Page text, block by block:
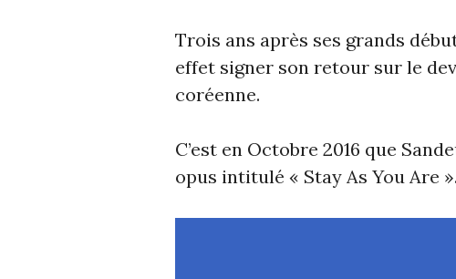
Trois ans après ses grands
effet signer son retour sur le
coréenne.
C’est en Octobre 2016 que
opus intitulé « Stay As You Are ».